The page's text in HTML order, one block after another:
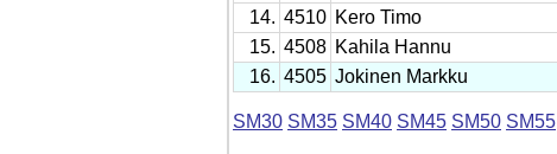
14. 4510 Kero Timo
15. 4508 Kahila Hannu
16. 4505 Jokinen Markku
SM30 SM35 SM40 SM45 SM50 SM55